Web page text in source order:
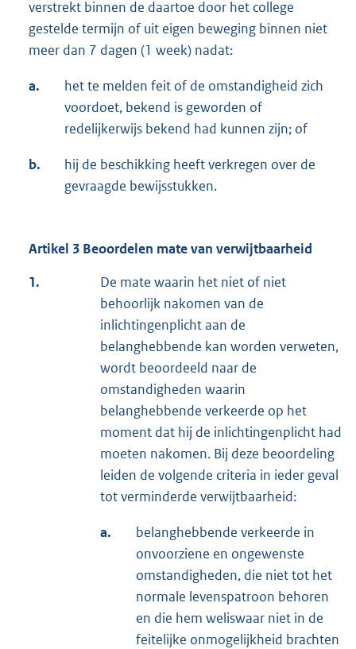
verstrekt binnen de daartoe door het college
gestelde termijn of uit eigen beweging binnen niet
meer dan 7 dagen (1 week) nadat:
a.
het te melden feit of de omstandigheid zich
voordoet, bekend is geworden of
redelijkerwijs bekend had kunnen zijn; of
b.
hij de beschikking heeft verkregen over de
gevraagde bewijsstukken.
Artikel 3 Beoordelen mate van verwijtbaarheid
1.
De mate waarin het niet of niet
behoorlijk nakomen van de
inlichtingenplicht aan de
belanghebbende kan worden verweten,
wordt beoordeeld naar de
omstandigheden waarin
belanghebbende verkeerde op het
moment dat hij de inlichtingenplicht had
moeten nakomen. Bij deze beoordeling
leiden de volgende criteria in ieder geval
tot verminderde verwijtbaarheid:
a.
belanghebbende verkeerde in
onvoorziene en ongewenste
omstandigheden, die niet tot het
normale levenspatroon behoren
en die hem weliswaar niet in de
feitelijke onmogelijkheid brachten